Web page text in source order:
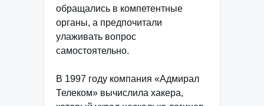
обращались в компетентные
органы, а предпочитали
улаживать вопрос
самостоятельно.
В 1997 году компания «Адмирал
Телеком» вычислила хакера,